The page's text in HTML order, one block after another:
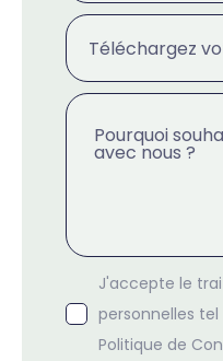
J'accepte le
personnelles
Politique de